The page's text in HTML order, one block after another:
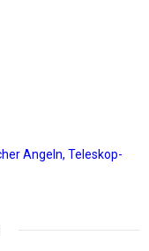
Angeln, Teleskop-